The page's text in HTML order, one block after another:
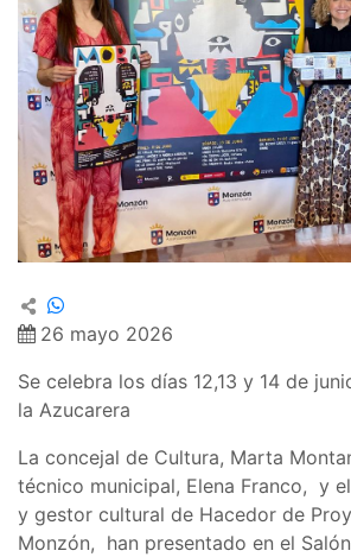
26 mayo 2026
Se celebra los días 12,13 y 14 de
la Azucarera
La concejal de Cultura, Marta
técnico municipal, Elena Franco, y
y gestor cultural de Hacedor de
Monzón, han presentado en el